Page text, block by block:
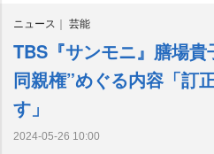
ニュース 芸能
TBS『サンモニ』膳場
同親権”めぐる内容「訂
す」
2024-05-26 10:00